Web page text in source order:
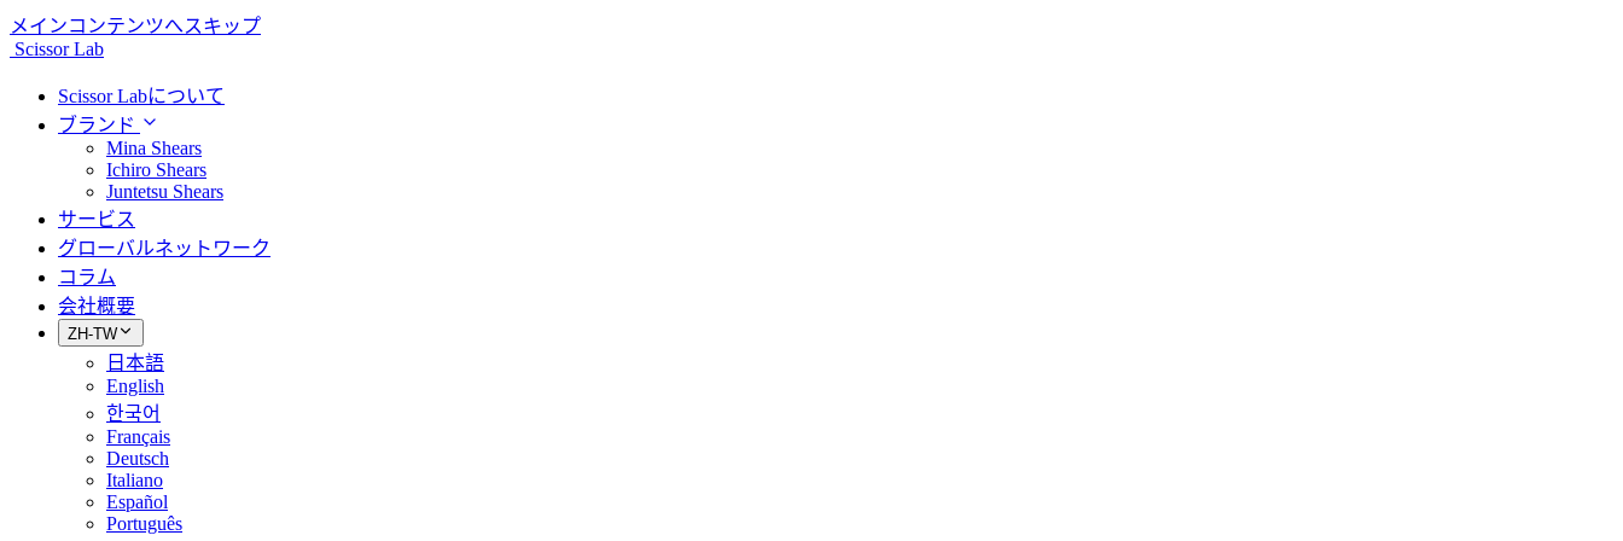
メインコンテンツへスキップ
Scissor Lab
Scissor Labについて
ブランド
Mina Shears
Ichiro Shears
Juntetsu Shears
サービス
グローバルネットワーク
コラム
会社概要
ZH-TW
日本語
English
한국어
Français
Deutsch
Italiano
Español
Português